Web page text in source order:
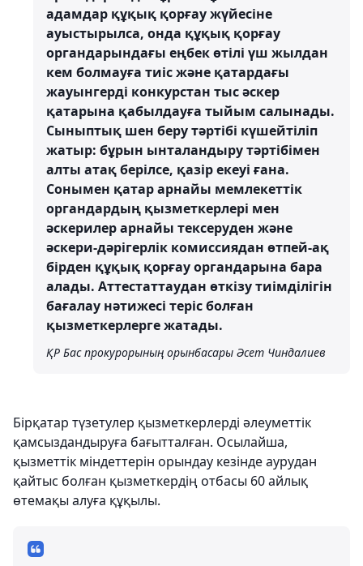
адамдар құқық қорғау жүйесіне
ауыстырылса, онда құқық қорғау
органдарындағы еңбек өтілі үш жылдан
кем болмауға тиіс және қатардағы
жауынгерді конкурстан тыс әскер
қатарына қабылдауға тыйым салынады.
Сыныптық шен беру тәртібі күшейтіліп
жатыр: бұрын ынталандыру тәртібімен
алты атақ берілсе, қазір екеуі ғана.
Сонымен қатар арнайы мемлекеттік
органдардың қызметкерлері мен
әскерилер арнайы тексеруден және
әскери-дәрігерлік комиссиядан өтпей-ақ
бірден құқық қорғау органдарына бара
алады. Аттестаттаудан өткізу тиімділігін
бағалау нәтижесі теріс болған
қызметкерлерге жатады.
ҚР Бас прокурорының орынбасары Әсет Чиндалиев
Бірқатар түзетулер қызметкерлерді әлеуметтік
қамсыздандыруға бағытталған. Осылайша,
қызметтік міндеттерін орындау кезінде аурудан
қайтыс болған қызметкердің отбасы 60 айлық
өтемақы алуға құқылы.